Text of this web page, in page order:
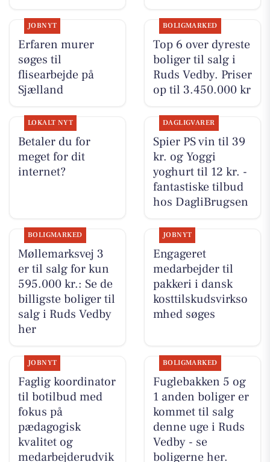
JOBNYT
Erfaren murer
søges til
flisearbejde på
Sjælland
BOLIGMARKED
Top 6 over dyreste
boliger til salg i
Ruds Vedby. Priser
op til 3.450.000 kr
LOKALT NYT
Betaler du for
meget for dit
internet?
DAGLIGVARER
Spier PS vin til 39
kr. og Yoggi
yoghurt til 12 kr. -
fantastiske tilbud
hos DagliBrugsen
BOLIGMARKED
Møllemarksvej 3
er til salg for kun
595.000 kr.: Se de
billigste boliger til
salg i Ruds Vedby
her
JOBNYT
Engageret
medarbejder til
pakkeri i dansk
kosttilskudsvirkso
mhed søges
JOBNYT
Faglig koordinator
til botilbud med
fokus på
pædagogisk
kvalitet og
medarbejderudvik
BOLIGMARKED
Fuglebakken 5 og
1 anden boliger er
kommet til salg
denne uge i Ruds
Vedby - se
boligerne her.